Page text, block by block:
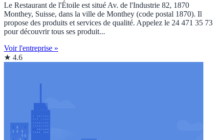
Le Restaurant de l'Étoile est situé Av. de l'Industrie 82, 1870
Monthey, Suisse, dans la ville de Monthey (code postal 1870). Il
propose des produits et services de qualité. Appelez le 24 471 35 73
pour découvrir tous ses produit...
Voir l'entreprise »
★ 4.6